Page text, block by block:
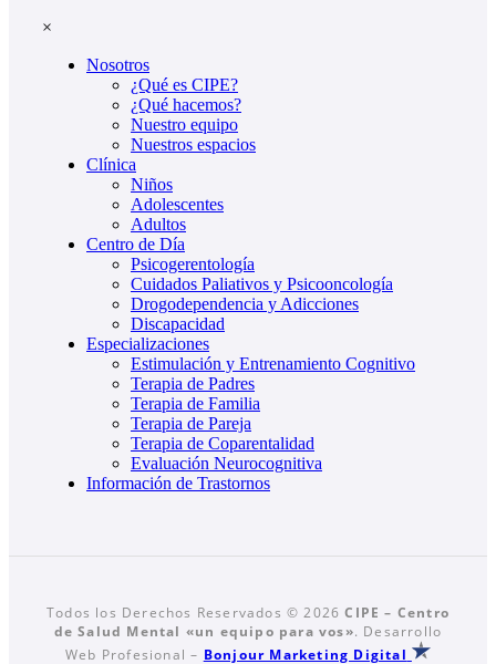
×
Nosotros
¿Qué es CIPE?
¿Qué hacemos?
Nuestro equipo
Nuestros espacios
Clínica
Niños
Adolescentes
Adultos
Centro de Día
Psicogerentología
Cuidados Paliativos y Psicooncología
Drogodependencia y Adicciones
Discapacidad
Especializaciones
Estimulación y Entrenamiento Cognitivo
Terapia de Padres
Terapia de Familia
Terapia de Pareja
Terapia de Coparentalidad
Evaluación Neurocognitiva
Información de Trastornos
Todos los Derechos Reservados © 2026CIPE – Centro
de Salud Mental «un equipo para vos». Desarrollo
Web Profesional – Bonjour Marketing Digital